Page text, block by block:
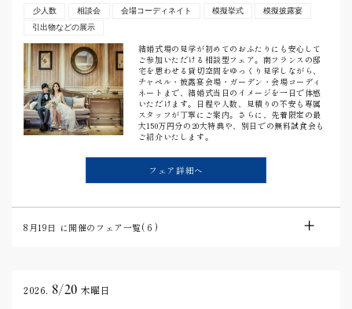
少人数 相談会 会場コーディネイト 模擬挙式
模擬披露宴
引出物などの展示
結婚式場の見学が初めてのおふたりにも安心して
ご参加いただける相談型フェア。南フランスの邸
宅を思わせる貸切空間をゆっくり見学しながら、
チャペル・披露宴会場・ガーデン・会場コーディ
ネートまで、結婚式当日のイメージを一日で体感
いただけます。日程や人数、見積りの不安も専属
スタッフが丁寧にご案内。さらに、先着限定の最
大150万円分の20大特典や、別日での無料試食会も
ご紹介いたします。
フェア詳細へ
8月19日 に開催のフェア一覧(6 )
2026. 8/20 木曜日